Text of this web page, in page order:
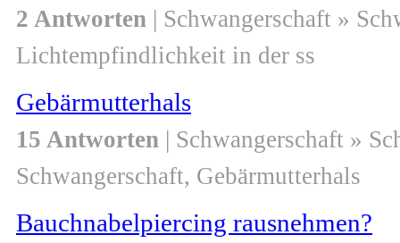
2 Antworten | Schwangerschaft »
Lichtempfindlichkeit in der ss
Gebärmutterhals
15 Antworten | Schwangerschaft »
Schwangerschaft, Gebärmutterhals
Bauchnabelpiercing rausnehmen?